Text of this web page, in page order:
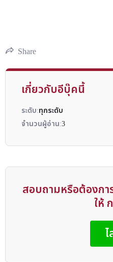
Share
เกี่ยวกับอีบุ๊คนี้
ระดับ:ทุกระดับ
จำนวนผู้อ่าน:3
สอบถามหรือต้องกา
ให้